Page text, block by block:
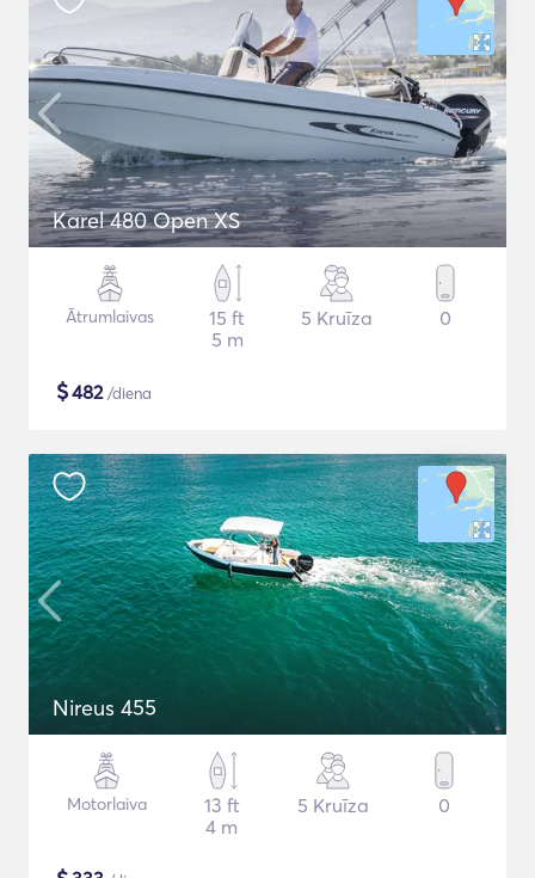
Karel 480 Open XS
Ātrumlaivas
15 ft
5 m
5 Kruīza 0
$482/diena
Nireus 455
Motorlaiva
13 ft
4 m
5 Kruīza 0